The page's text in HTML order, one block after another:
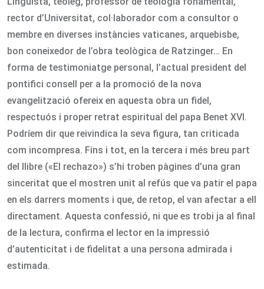
rector d’Universitat, col·laborador com a consultor o
membre en diverses instàncies vaticanes, arquebisbe,
bon coneixedor de l’obra teològica de Ratzinger… En
forma de testimoniatge personal, l’actual president del
pontifici consell per a la promoció de la nova
evangelització ofereix en aquesta obra un fidel,
respectuós i proper retrat espiritual del papa Benet XVI.
Podríem dir que reivindica la seva figura, tan criticada
com incompresa. Fins i tot, en la tercera i més breu part
del llibre («El rechazo») s’hi troben pàgines d’una gran
sinceritat que el mostren unit al refús que va patir el papa
en els darrers moments i que, de retop, el van afectar a ell
directament. Aquesta confessió, ni que es trobi ja al final
de la lectura, confirma el lector en la impressió
d’autenticitat i de fidelitat a una persona admirada i
estimada.